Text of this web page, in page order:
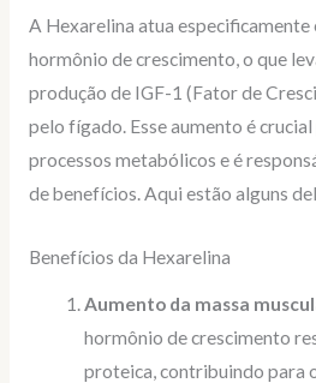
A Hexarelina atua especificamente
hormônio de crescimento, o que
produção de IGF-1 (Fator de
pelo fígado. Esse aumento é
processos metabólicos e é
de benefícios. Aqui estão alguns
Benefícios da Hexarelina
Aumento da massa
hormônio de crescimento
proteica, contribuindo para